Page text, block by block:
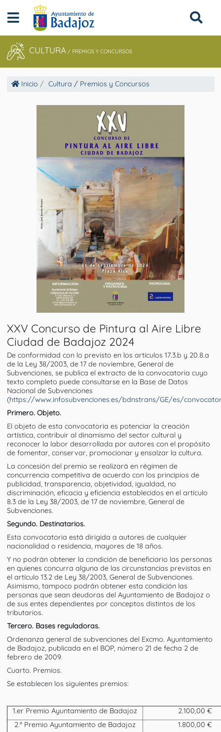
CULTURA / PREMIOS Y CONCURSOS
Inicio Cultura / Premios y Concursos
XXV Concurso de Pintura al Aire Libre
Ciudad de Badajoz 2024
De conformidad con lo previsto en los artículos 17.3.b y 20.8.a
de la Ley 38/2003, de 17 de noviembre, General de
Subvenciones, se publica el extracto de la convocatoria cuyo
texto completo puede consultarse en la Base de Datos
Nacional de Subvenciones
(https://www.infosubvenciones.es/bdnstrans/GE/es/
Primero. Objeto.
El objeto de esta convocatoria es potenciar la creación
artística, contribuir al dinamismo del sector cultural y
reconocer la labor desarrollada por autores con el propósito
de fomentar, conservar, promocionar y ensalzar la cultura.
La concesión del premio se realizará en régimen de
concurrencia competitiva de acuerdo con los principios de
publicidad, transparencia, objetividad, igualdad, no
discriminación, eficacia y eficiencia establecidos en el artículo
8.3 de la Ley 38/2003, de 17 de noviembre, General de
Subvenciones.
Segundo. Destinatarios.
Esta convocatoria está dirigida a autores de cualquier
nacionalidad o residencia, mayores de 18 años.
Y no podrán obtener la condición de beneficiario las personas
en quienes concurra alguna de las circunstancias previstas en
el artículo 13.2 de Ley 38/2003, General de Subvenciones.
Asimismo, tampoco podrán obtener esta condición las
personas que sean deudoras del Ayuntamiento de Badajoz o
de sus entes dependientes por conceptos distintos de los
tributarios.
Tercero. Bases reguladoras.
Ordenanza general de subvenciones del Excmo. Ayuntamiento
de Badajoz, publicada en el BOP, número 21 de fecha 2 de
febrero de 2009.
Cuarto. Premios.
Se establecen los siguientes premios:
1.er Premio Ayuntamiento de Badajoz
2.100,00 €
2.º Premio Ayuntamiento de Badajoz
1.800,00 €